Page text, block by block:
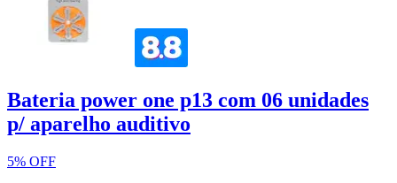
Bateria power one p13 com 06 unidades
p/ aparelho auditivo
5% OFF